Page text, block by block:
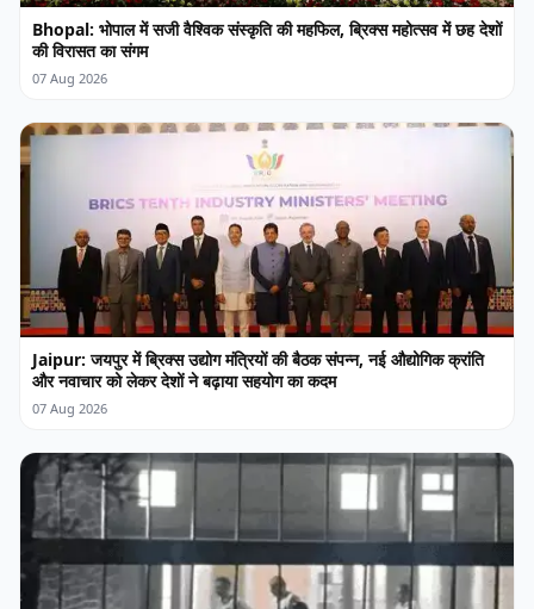
Bhopal: भोपाल में सजी वैश्विक संस्कृति की महफिल, ब्रिक्स महोत्सव में छह देशों
की विरासत का संगम
07 Aug 2026
Jaipur: जयपुर में ब्रिक्स उद्योग मंत्रियों की बैठक संपन्न, नई औद्योगिक क्रांति
और नवाचार को लेकर देशों ने बढ़ाया सहयोग का कदम
07 Aug 2026